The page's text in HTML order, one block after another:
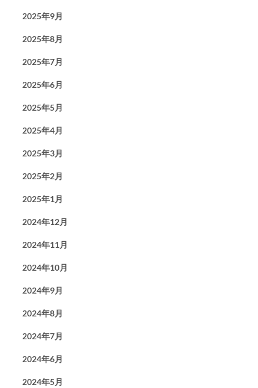
2025年9月
2025年8月
2025年7月
2025年6月
2025年5月
2025年4月
2025年3月
2025年2月
2025年1月
2024年12月
2024年11月
2024年10月
2024年9月
2024年8月
2024年7月
2024年6月
2024年5月